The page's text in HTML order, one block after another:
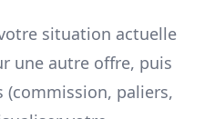
situation actuelle
une autre offre, puis
(commission, paliers,